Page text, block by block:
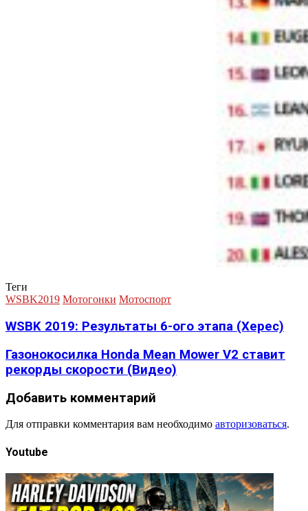
Теги
WSBK2019 Мотогонки Мотоспорт
WSBK 2019: Результаты 6-ого этапа (Херес)
Газонокосилка Honda Mean Mower V2 ставит
рекорды скорости (Видео)
Добавить комментарий
Для отправки комментария вам необходимо авторизоваться.
Youtube